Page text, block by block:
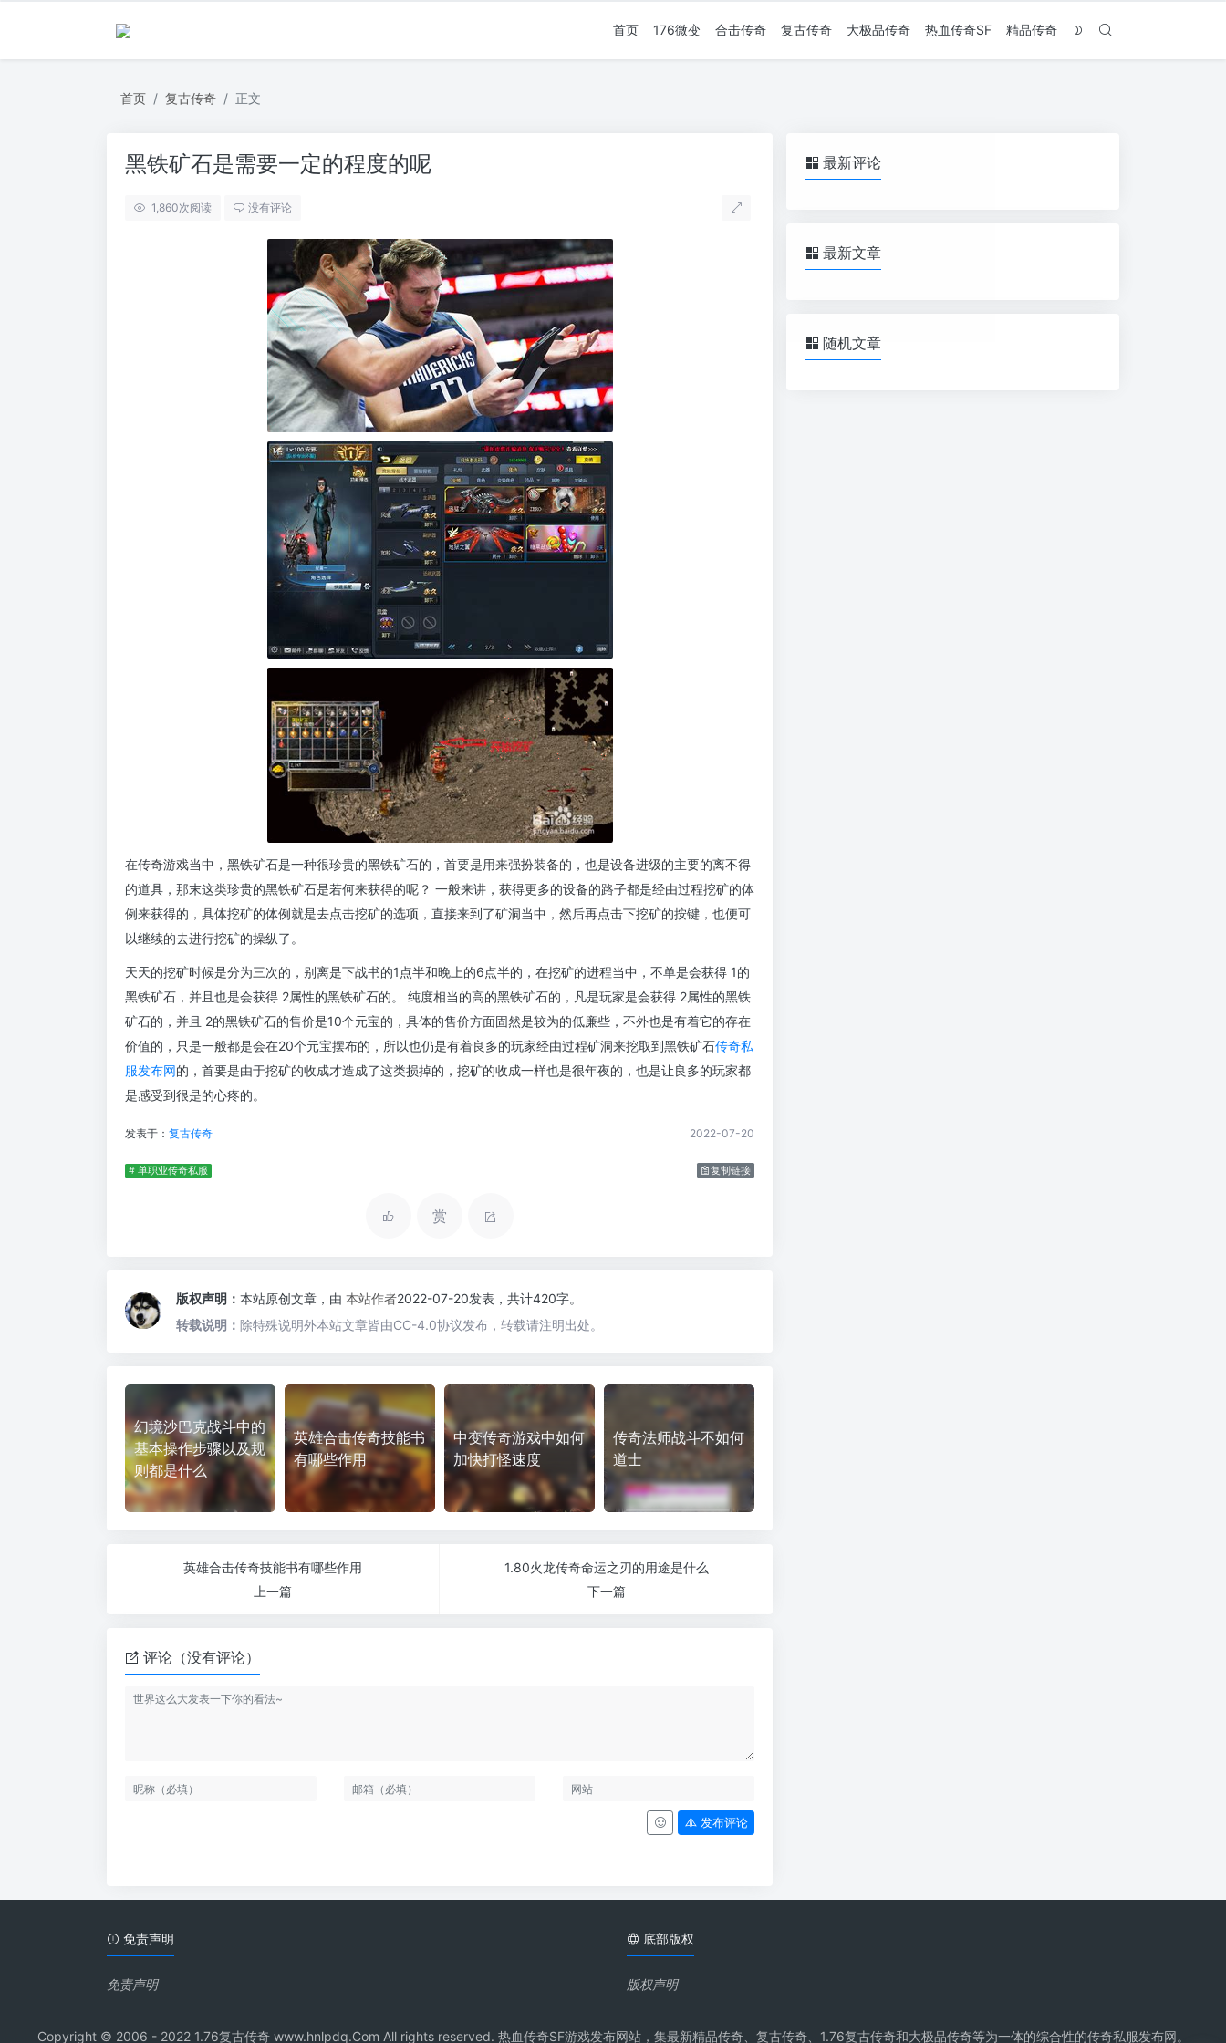
首页 176微变 合击传奇 复古传奇 大极品传奇 热血传奇SF 精品传奇
首页 复古传奇 正文
黑铁矿石是需要一定的程度的呢
1,860次阅读 没有评论
在传奇游戏当中，黑铁矿石是一种很珍贵的黑铁矿石的，首要是用来强扮装备的，也是设备进级的主要的离不得
的道具，那末这类珍贵的黑铁矿石是若何来获得的呢？ 一般来讲，获得更多的设备的路子都是经由过程挖矿的体
例来获得的，具体挖矿的体例就是去点击挖矿的选项，直接来到了矿洞当中，然后再点击下挖矿的按键，也便可
以继续的去进行挖矿的操纵了。
天天的挖矿时候是分为三次的，别离是下战书的1点半和晚上的6点半的，在挖矿的进程当中，不单是会获得 1的
黑铁矿石，并且也是会获得 2属性的黑铁矿石的。 纯度相当的高的黑铁矿石的，凡是玩家是会获得 2属性的黑铁
矿石的，并且 2的黑铁矿石的售价是10个元宝的，具体的售价方面固然是较为的低廉些，不外也是有着它的存在
价值的，只是一般都是会在20个元宝摆布的，所以也仍是有着良多的玩家经由过程矿洞来挖取到黑铁矿石传奇私
服发布网的，首要是由于挖矿的收成才造成了这类损掉的，挖矿的收成一样也是很年夜的，也是让良多的玩家都
是感受到很是的心疼的。
发表于： 复古传奇 2022-07-20
# 单职业传奇私服 复制链接
赏
版权声明： 本站原创文章，由 本站作者2022-07-20发表，共计420字。
转载说明： 除特殊说明外本站文章皆由CC-4.0协议发布，转载请注明出处。
幻境沙巴克战斗中的
基本操作步骤以及规
则都是什么
英雄合击传奇技能书
有哪些作用
中变传奇游戏中如何
加快打怪速度
传奇法师战斗不如何
道士
英雄合击传奇技能书有哪些作用
上一篇
1.80火龙传奇命运之刃的用途是什么
下一篇
评论（没有评论）
发布评论
最新评论
最新文章
随机文章
免责声明
免责声明
底部版权
版权声明
Copyright © 2006 - 2022 1.76复古传奇 www.hnlpdq.Com All rights reserved. 热血传奇SF游戏发布网站，集最新精品传奇、复古传奇、1.76复古传奇和大极品传奇等为一体的综合性的传奇私服发布网。